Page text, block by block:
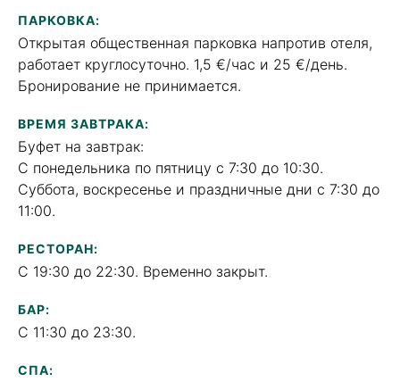
ПАРКОВКА:
Открытая общественная парковка напротив отеля,
работает круглосуточно. 1,5 €/час и 25 €/день.
Бронирование не принимается.
ВРЕМЯ ЗАВТРАКА:
Буфет на завтрак:
С понедельника по пятницу с 7:30 до 10:30.
Суббота, воскресенье и праздничные дни с 7:30 до
11:00.
PЕСТОРАН:
C 19:30 до 22:30. Временно закрыт.
БАР:
C 11:30 до 23:30.
СПА: